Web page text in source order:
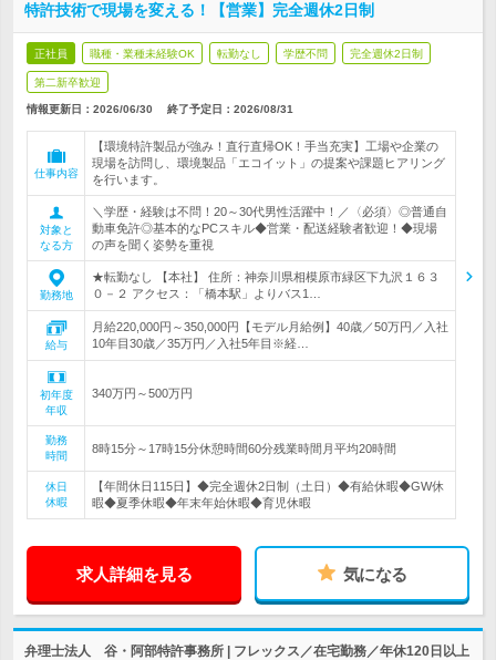
特許技術で現場を変える！【営業】完全週休2日制
正社員 職種・業種未経験OK 転勤なし 学歴不問 完全週休2日制
第二新卒歓迎
情報更新日：2026/06/30 終了予定日： 2026/08/31
仕事内容
【環境特許製品が強み！直行直帰OK！手当充実】工場や企業の
現場を訪問し、環境製品「エコイット」の提案や課題ヒアリング
を行います。
対象と
なる方
＼学歴・経験は不問！20～30代男性活躍中！／〈必須〉◎普通自
動車免許◎基本的なPCスキル◆営業・配送経験者歓迎！◆現場
の声を聞く姿勢を重視
勤務地
★転勤なし 【本社】 住所：神奈川県相模原市緑区下九沢１６３
０－２ アクセス：「橋本駅」よりバス1…
給与
月給220,000円～350,000円【モデル月給例】40歳／50万円／入社
10年目30歳／35万円／入社5年目※経…
初年度
年収
340万円～500万円
勤務
時間
8時15分～17時15分休憩時間60分残業時間月平均20時間
休日
休暇
【年間休日115日】◆完全週休2日制（土日）◆有給休暇◆GW休
暇◆夏季休暇◆年末年始休暇◆育児休暇
求人詳細を見る 気になる
弁理士法人 谷・阿部特許事務所 | フレックス／在宅勤務／年休120日以上